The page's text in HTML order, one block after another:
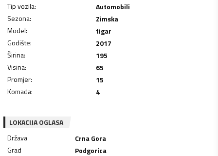
Tip vozila:
Automobili
Sezona:
Zimska
Model:
tigar
Godište:
2017
Širina:
195
Visina:
65
Promjer:
15
Komada: 4
LOKACIJA OGLASA
Država
Crna Gora
Grad
Podgorica